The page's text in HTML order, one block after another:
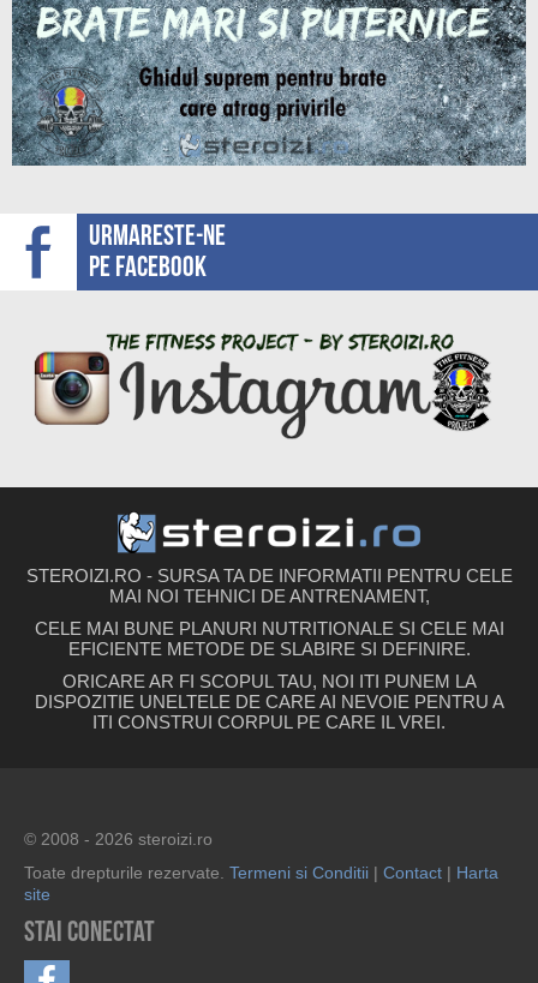
Urmareste-ne
pe facebook
STEROIZI.RO - SURSA TA DE INFORMATII PENTRU CELE
MAI NOI TEHNICI DE ANTRENAMENT,
CELE MAI BUNE PLANURI NUTRITIONALE SI CELE MAI
EFICIENTE METODE DE SLABIRE SI DEFINIRE.
ORICARE AR FI SCOPUL TAU, NOI ITI PUNEM LA
DISPOZITIE UNELTELE DE CARE AI NEVOIE PENTRU A
ITI CONSTRUI CORPUL PE CARE IL VREI.
© 2008 - 2026 steroizi.ro
Toate drepturile rezervate. Termeni si Conditii | Contact | Harta
site
Stai conectat